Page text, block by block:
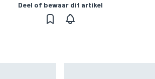
Deel of bewaar dit artikel